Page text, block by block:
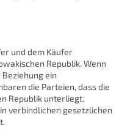
und dem Käufer
Republik. Wenn
ein
die Parteien, dass die
Republik unterliegt.
verbindlichen gesetzlichen